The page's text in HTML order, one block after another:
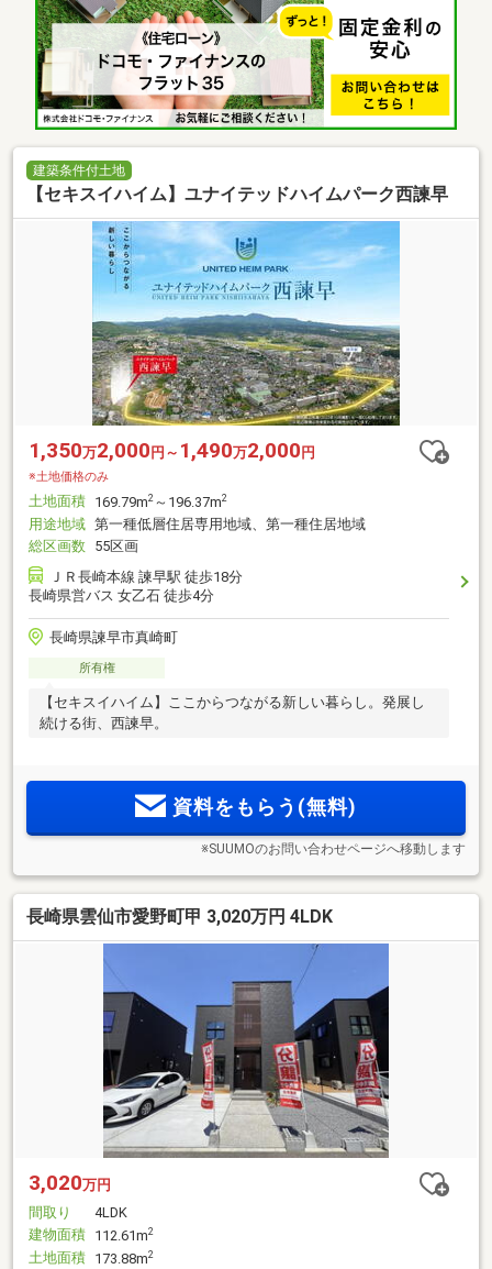
建築条件付土地
【セキスイハイム】ユナイテッドハイムパーク西諫早
1,350万2,000 円～ 1,490万2,000 円
※土地価格のみ
土地面積 169.79m2 ～196.37m2
用途地域 第一種低層住居専用地域、第一種住居地域
総区画数 55区画
ＪＲ長崎本線 諫早駅 徒歩18分
長崎県営バス 女乙石 徒歩4分
長崎県諫早市真崎町
所有権
【セキスイハイム】ここからつながる新しい暮らし。発展し
続ける街、西諫早。
資料をもらう(無料)
※SUUMOのお問い合わせページへ移動します
長崎県雲仙市愛野町甲 3,020万円 4LDK
3,020万円
間取り
4LDK
建物面積 112.61m2
土地面積 173.88m2